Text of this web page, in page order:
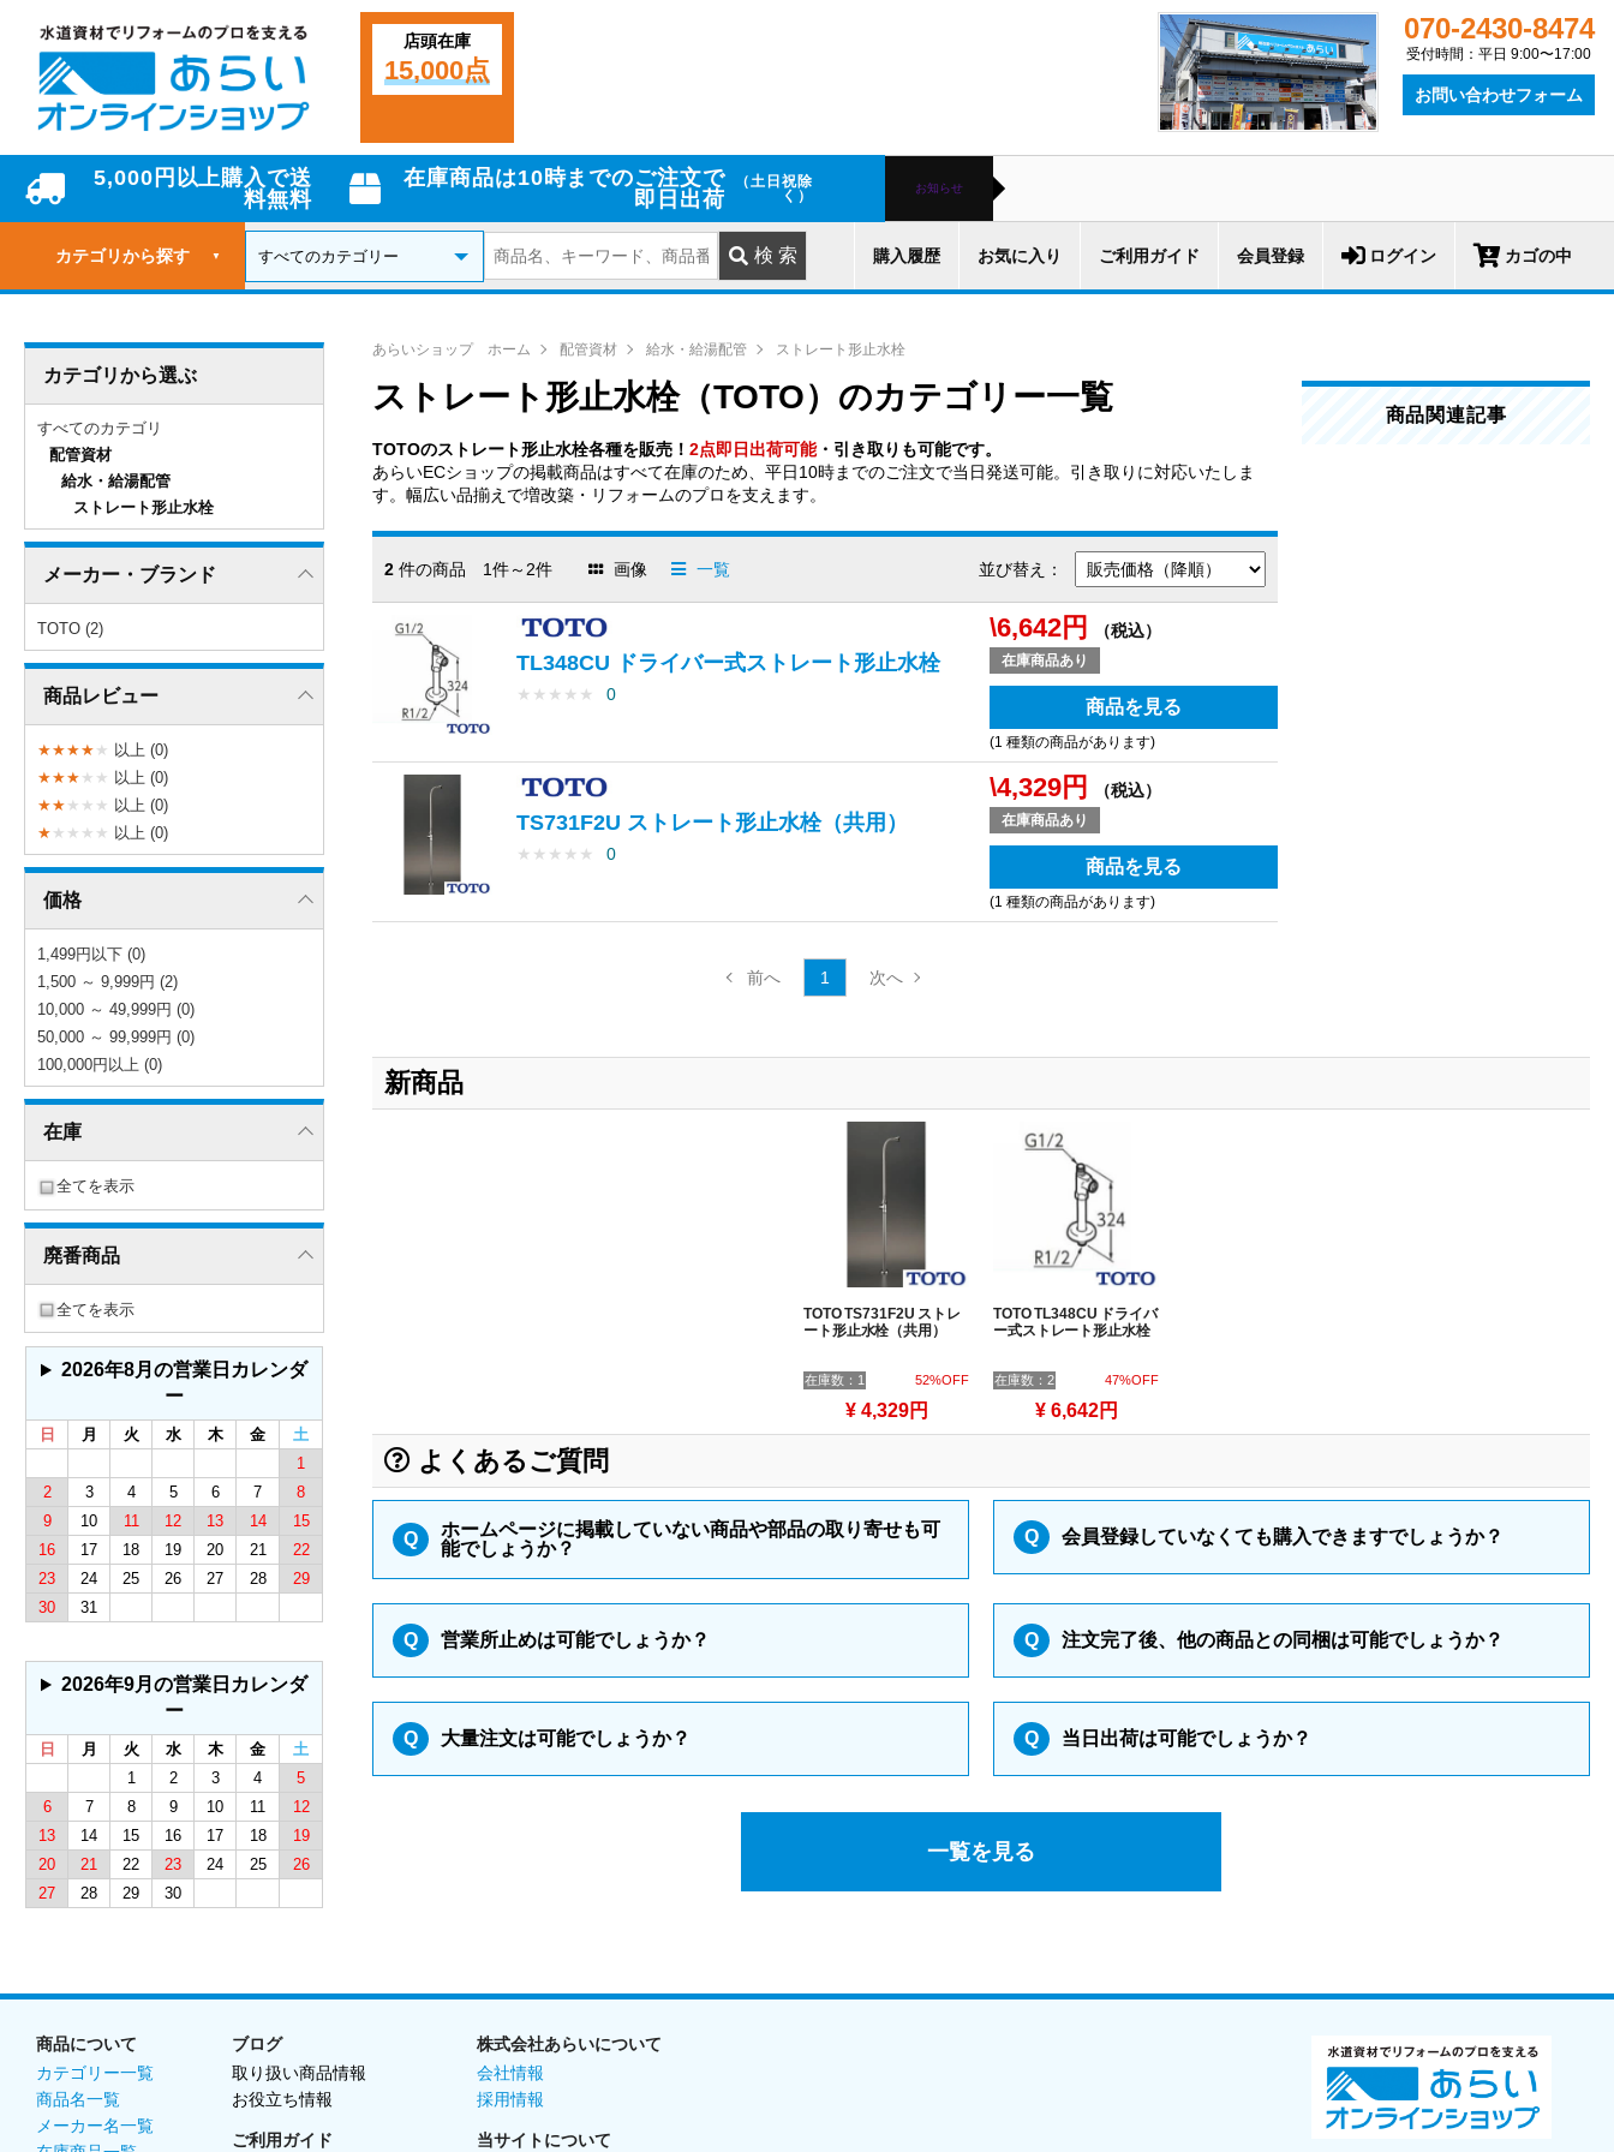
店頭在庫
15,000点
070-2430-8474
受付時間：平日 9:00〜17:00
お問い合わせフォーム
5,000円以上購入で送
料無料
在庫商品は10時までのご注文で
即日出荷
（土日祝除
く）
お知らせ
カテゴリから探す ▼ 購入履歴 お気に入り ご利用ガイド 会員登録 ログイン カゴの中
あらいショップ ホーム 配管資材 給水・給湯配管 ストレート形止水栓
ストレート形止水栓（TOTO）のカテゴリー一覧
TOTOのストレート形止水栓各種を販売！ 2点即日出荷可能・引き取りも可能です。
あらいECショップの掲載商品はすべて在庫のため、平日10時までのご注文で当日発送可能。引き取りに対応いたしま
す。幅広い品揃えで増改築・リフォームのプロを支えます。
2 件の商品 1件～2件 画像 一覧 並び替え：
TL348CU ドライバー式ストレート形止水栓
★ ★ ★ ★ ★ 0
\6,642円 （税込）
在庫商品あり
商品を見る
(1 種類の商品があります)
TS731F2U ストレート形止水栓（共用）
★ ★ ★ ★ ★ 0
\4,329円 （税込）
在庫商品あり
商品を見る
(1 種類の商品があります)
1
商品関連記事
新商品
TOTO TS731F2U ストレ
ート形止水栓（共用）
在庫数：1 52%OFF
¥ 4,329円
TOTO TL348CU ドライバ
ー式ストレート形止水栓
在庫数：2 47%OFF
¥ 6,642円
よくあるご質問
Q
ホームページに掲載していない商品や部品の取り寄せも可
能でしょうか？
Q 会員登録していなくても購入できますでしょうか？
Q 営業所止めは可能でしょうか？ Q 注文完了後、他の商品との同梱は可能でしょうか？
Q 大量注文は可能でしょうか？ Q 当日出荷は可能でしょうか？
一覧を見る
カテゴリから選ぶ
すべてのカテゴリ
配管資材
給水・給湯配管
ストレート形止水栓
メーカー・ブランド
TOTO (2)
商品レビュー
★★★★ ★ 以上 (0)
★★★ ★ ★ 以上 (0)
★★ ★ ★ ★ 以上 (0)
★ ★ ★ ★ ★ 以上 (0)
価格
1,499円以下 (0)
1,500 ～ 9,999円 (2)
10,000 ～ 49,999円 (0)
50,000 ～ 99,999円 (0)
100,000円以上 (0)
在庫
全てを表示
廃番商品
全てを表示
2026年8月の営業日カレンダ
ー
日 月 火 水 木 金
土
1
2
3 4 5 6 7
8
9
10 11 12 13 14
15
16
17 18 19 20 21
22
23
24 25 26 27 28
29
30
31
2026年9月の営業日カレンダ
ー
日 月 火 水 木 金
土
1
2 3 4
5
6
7 8 9 10 11
12
13
14 15 16 17 18
19
20
21 22 23 24 25
26
27
28 29 30
商品について
カテゴリー一覧
商品名一覧
メーカー名一覧
ブログ
取り扱い商品情報
お役立ち情報
ご利用ガイド
株式会社あらいについて
会社情報
採用情報
当サイトについて